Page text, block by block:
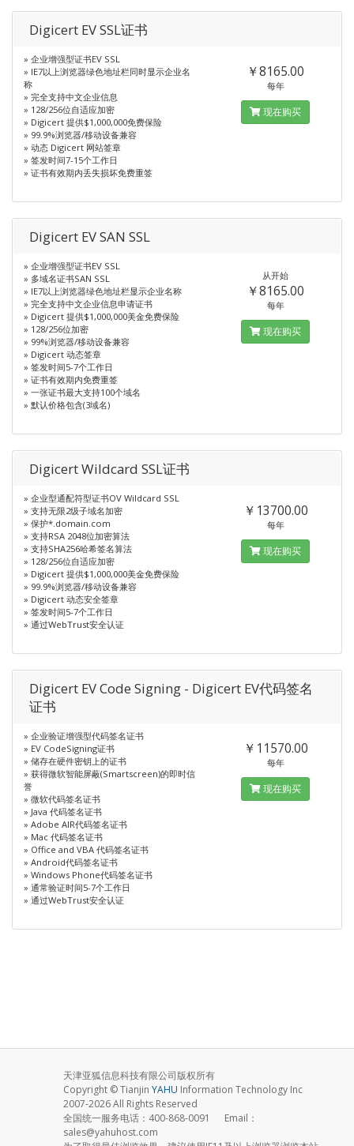
Digicert EV SSL证书
» 企业增强型证书EV SSL
» IE7以上浏览器绿色地址栏同时显示企业名
称
» 完全支持中文企业信息
» 128/256位自适应加密
» Digicert 提供$1,000,000免费保险
» 99.9%浏览器/移动设备兼容
» 动态 Digicert 网站签章
» 签发时间7-15个工作日
» 证书有效期内丢失损坏免费重签
￥8165.00
每年
现在购买
Digicert EV SAN SSL
» 企业增强型证书EV SSL
» 多域名证书SAN SSL
» IE7以上浏览器绿色地址栏显示企业名称
» 完全支持中文企业信息申请证书
» Digicert 提供$1,000,000美金免费保险
» 128/256位加密
» 99%浏览器/移动设备兼容
» Digicert 动态签章
» 签发时间5-7个工作日
» 证书有效期内免费重签
» 一张证书最大支持100个域名
» 默认价格包含(3域名)
从开始
￥8165.00
每年
现在购买
Digicert Wildcard SSL证书
» 企业型通配符型证书OV Wildcard SSL
» 支持无限2级子域名加密
» 保护*.domain.com
» 支持RSA 2048位加密算法
» 支持SHA256哈希签名算法
» 128/256位自适应加密
» Digicert 提供$1,000,000美金免费保险
» 99.9%浏览器/移动设备兼容
» Digicert 动态安全签章
» 签发时间5-7个工作日
» 通过WebTrust安全认证
￥13700.00
每年
现在购买
Digicert EV Code Signing - Digicert EV代码签名
证书
» 企业验证增强型代码签名证书
» EV CodeSigning证书
» 储存在硬件密钥上的证书
» 获得微软智能屏蔽(Smartscreen)的即时信
誉
» 微软代码签名证书
» Java 代码签名证书
» Adobe AIR代码签名证书
» Mac 代码签名证书
» Office and VBA 代码签名证书
» Android代码签名证书
» Windows Phone代码签名证书
» 通常验证时间5-7个工作日
» 通过WebTrust安全认证
￥11570.00
每年
现在购买
天津亚狐信息科技有限公司版权所有
Copyright © Tianjin YAHU Information Technology Inc
2007-2026 All Rights Reserved
全国统一服务电话：400-868-0091 Email：
sales@yahuhost.com